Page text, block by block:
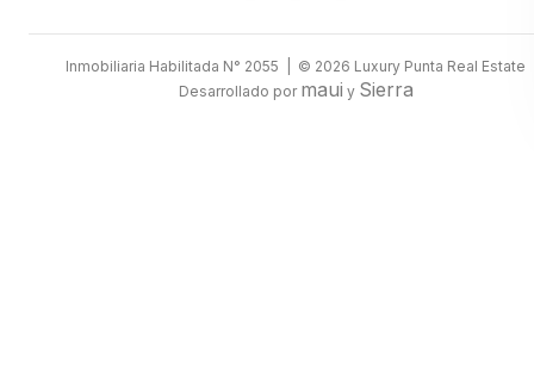
Inmobiliaria Habilitada N° 2055 | © 2026 Luxury Punta Real Estate
Desarrollado por maui y Sierra